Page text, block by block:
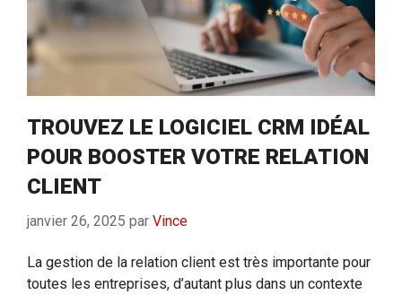
TROUVEZ LE LOGICIEL CRM IDÉAL
POUR BOOSTER VOTRE RELATION
CLIENT
janvier 26, 2025 par Vince
La gestion de la relation client est très importante pour
toutes les entreprises, d’autant plus dans un contexte